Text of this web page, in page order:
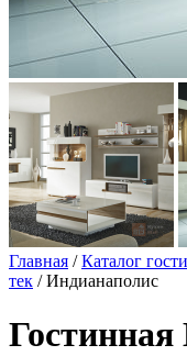
Главная /Каталог
тек / Индианаполис